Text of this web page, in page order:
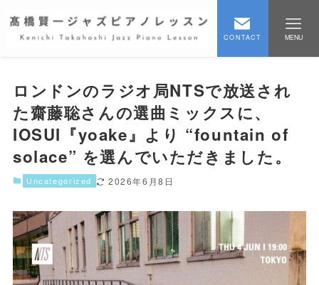
CONTACT MENU
ロンドンのラジオ局NTSで放送され
た齋藤聡さんの選曲ミックスに、
IOSUI『yoake』より “fountain of
solace” を選んでいただきました。
Uncategorized 2026年6月8日